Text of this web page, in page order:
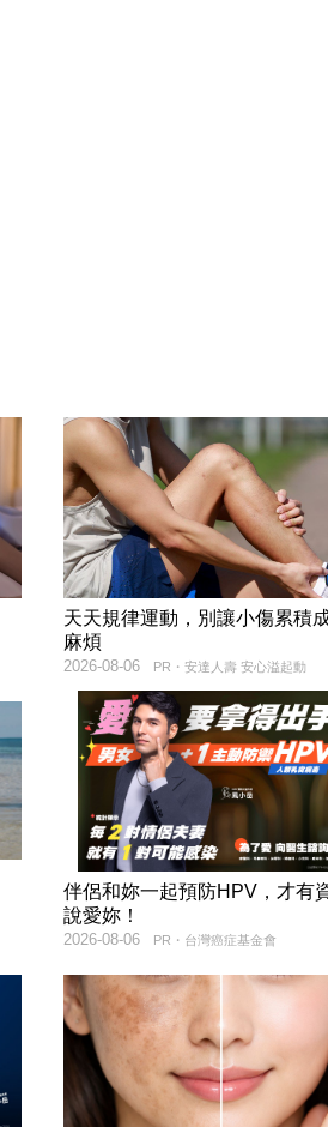
天天規律運動，別讓小傷累積
麻煩
PR・安達人壽 安心溢起動
2026-08-06
伴侶和妳一起預防HPV，才有
說愛妳！
PR・台灣癌症基金會
2026-08-06